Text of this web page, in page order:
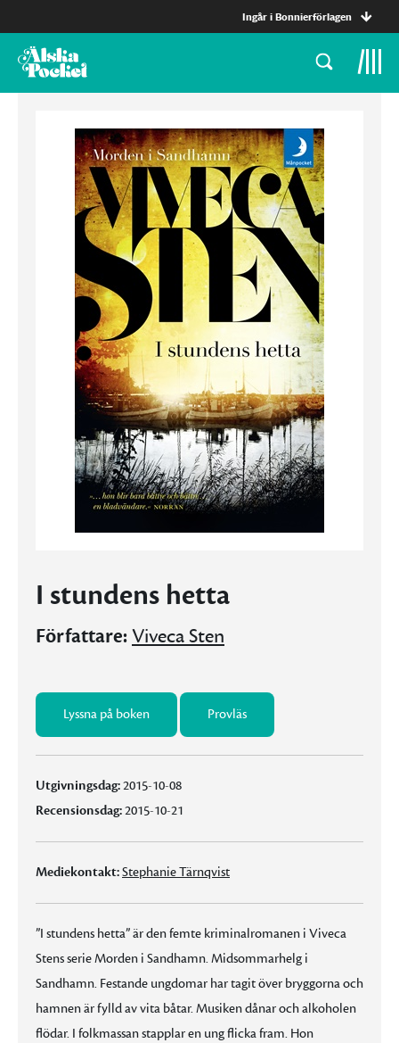
Ingår i Bonnierförlagen
I stundens hetta
Författare:Viveca Sten
Lyssna på boken Provläs
Utgivningsdag:2015-10-08
Recensionsdag:2015-10-21
Mediekontakt:Stephanie Tärnqvist
”I stundens hetta” är den femte kriminalromanen i Viveca
Stens serie Morden i Sandhamn. Midsommarhelg i
Sandhamn. Festande ungdomar har tagit över bryggorna och
hamnen är fylld av vita båtar. Musiken dånar och alkoholen
flödar. I folkmassan stapplar en ung flicka fram. Hon